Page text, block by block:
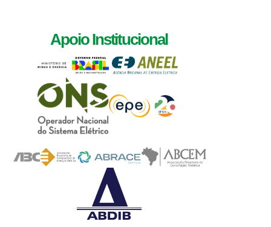
Apoio Institucional